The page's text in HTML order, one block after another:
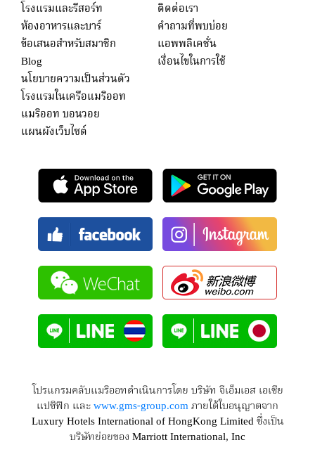
โรงแรมและรีสอร์ท
ห้องอาหารและบาร์
ข้อเสนอสำหรับสมาชิก
Blog
ติดต่อเรา
คำถามที่พบบ่อย
แอพพลิเคชั่น
เงื่อนไขในการใช้
นโยบายความเป็นส่วนตัว
โรงแรมในเครือแมริออท
แมริออท บอนวอย
แผนผังเว็บไซต์
โปรแกรมคลับแมริออทดำเนินการโดย บริษัท จีเอ็มเอส เอเซีย
แปซิฟิก และwww.gms-group.comภายใต้ใบอนุญาตจาก
Luxury Hotels International of HongKong Limited ซึ่งเป็น
บริษัทย่อยของ Marriott International, Inc